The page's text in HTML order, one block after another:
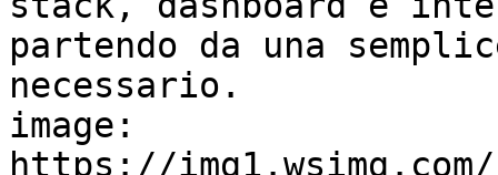
partendo da una
necessario.
image:
https://